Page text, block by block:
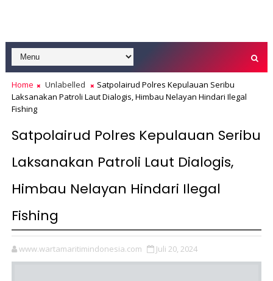
Home Unlabelled
Satpolairud Polres Kepulauan Seribu
Laksanakan Patroli Laut Dialogis, Himbau Nelayan Hindari Ilegal
Fishing
Satpolairud Polres Kepulauan Seribu
Laksanakan Patroli Laut Dialogis,
Himbau Nelayan Hindari Ilegal
Fishing
www.wartamaritimindonesia.com Juli 20, 2024